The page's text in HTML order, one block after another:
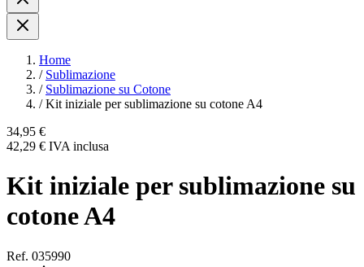
Home
/ Sublimazione
/ Sublimazione su Cotone
/ Kit iniziale per sublimazione su cotone A4
34,95 €
42,29 € IVA inclusa
Kit iniziale per sublimazione su
cotone A4
Ref. 035990